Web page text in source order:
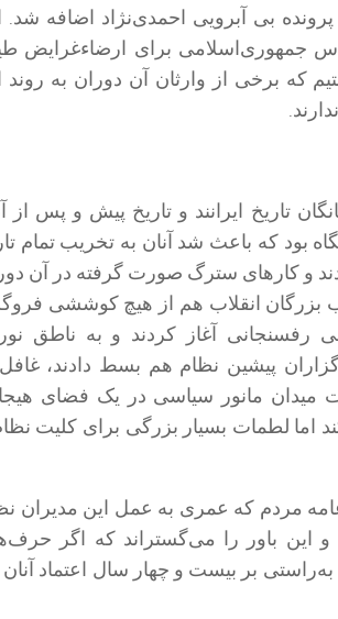
پرونده بی آبرویی احمدی‌نژاد اضافه شد.
جمهوری‌اسلامی برای ارضاءغرایض
که برخی از وارثان آن دوران به روند
تاریخ ایرانند و تاریخ پیش و پس از
بود که باعث شد آنان به تخریب تمام
و کارهای سترگ صورت گرفته در آن
بزرگان انقلاب هم از هیچ کوششی
رفسنجانی آغاز کردند و به ناطق
پیشین نظام هم بسط دادند، غافل
میدان مانور سیاسی در یک فضای
اما لطمات بسیار بزرگی برای کلیت
مردم که عمری به عمل این مدیران
و این باور را می‌گستراند که اگر
بر بیست و چهار سال اعتماد